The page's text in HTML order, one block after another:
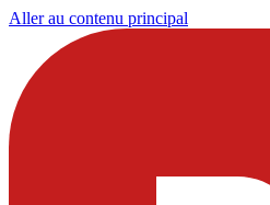
Aller au contenu principal